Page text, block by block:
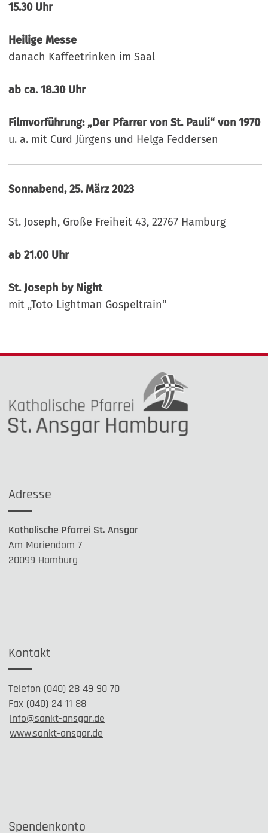
15.30 Uhr
Heilige Messe
danach Kaffeetrinken im Saal
ab ca. 18.30 Uhr
Filmvorführung: „Der Pfarrer von St. Pauli“ von 1970
u. a. mit Curd Jürgens und Helga Feddersen
Sonnabend, 25. März 2023
St. Joseph, Große Freiheit 43, 22767 Hamburg
ab 21.00 Uhr
St. Joseph by Night
mit „Toto Lightman Gospeltrain“
Adresse
Katholische Pfarrei St. Ansgar
Am Mariendom 7
20099 Hamburg
Kontakt
Telefon (040) 28 49 90 70
Fax (040) 24 11 88
info@sankt-ansgar.de
www.sankt-ansgar.de
Spendenkonto